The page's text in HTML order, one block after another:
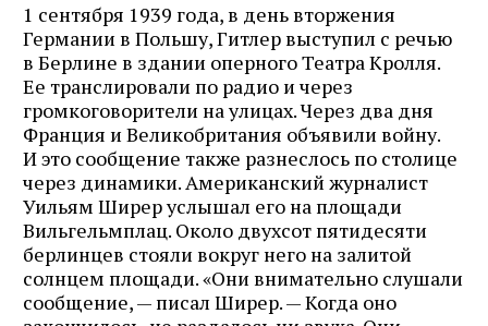
1 сентября 1939 года, в день вторжения
Германии в Польшу, Гитлер выступил с речью
в Берлине в здании оперного Театра Кролля.
Ее транслировали по радио и через
громкоговорители на улицах. Через два дня
Франция и Великобритания объявили войну.
И это сообщение также разнеслось по столице
через динамики. Американский журналист
Уильям Ширер услышал его на площади
Вильгельмплац. Около двухсот пятидесяти
берлинцев стояли вокруг него на залитой
солнцем площади. «Они внимательно слушали
сообщение, — писал Ширер. — Когда оно